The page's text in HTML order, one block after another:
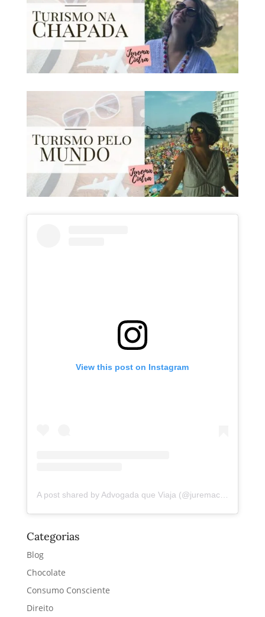
View this post on Instagram
A post shared by Advogada que Viaja (@juremacintra)
Categorias
Blog
Chocolate
Consumo Consciente
Direito